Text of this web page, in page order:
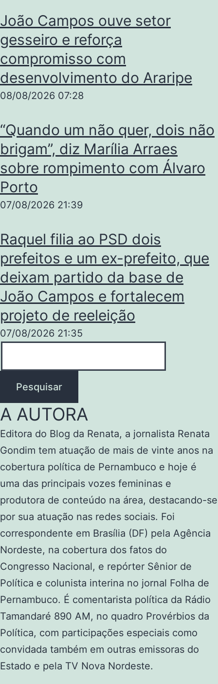
João Campos ouve setor
gesseiro e reforça
compromisso com
desenvolvimento do Araripe
08/08/2026 07:28
“Quando um não quer, dois não
brigam”, diz Marília Arraes
sobre rompimento com Álvaro
Porto
07/08/2026 21:39
Raquel filia ao PSD dois
prefeitos e um ex-prefeito, que
deixam partido da base de
João Campos e fortalecem
projeto de reeleição
07/08/2026 21:35
Pesquisar
A AUTORA
Editora do Blog da Renata, a jornalista Renata
Gondim tem atuação de mais de vinte anos na
cobertura política de Pernambuco e hoje é
uma das principais vozes femininas e
produtora de conteúdo na área, destacando-se
por sua atuação nas redes sociais. Foi
correspondente em Brasília (DF) pela Agência
Nordeste, na cobertura dos fatos do
Congresso Nacional, e repórter Sênior de
Política e colunista interina no jornal Folha de
Pernambuco. É comentarista política da Rádio
Tamandaré 890 AM, no quadro Provérbios da
Política, com participações especiais como
convidada também em outras emissoras do
Estado e pela TV Nova Nordeste.